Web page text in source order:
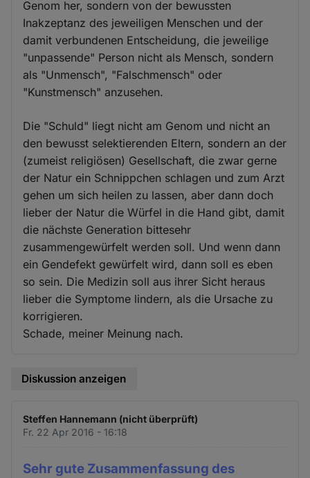
Genom her, sondern von der bewussten
Inakzeptanz des jeweiligen Menschen und der
damit verbundenen Entscheidung, die jeweilige
"unpassende" Person nicht als Mensch, sondern
als "Unmensch", "Falschmensch" oder
"Kunstmensch" anzusehen.
Die "Schuld" liegt nicht am Genom und nicht an
den bewusst selektierenden Eltern, sondern an der
(zumeist religiösen) Gesellschaft, die zwar gerne
der Natur ein Schnippchen schlagen und zum Arzt
gehen um sich heilen zu lassen, aber dann doch
lieber der Natur die Würfel in die Hand gibt, damit
die nächste Generation bittesehr
zusammengewürfelt werden soll. Und wenn dann
ein Gendefekt gewürfelt wird, dann soll es eben
so sein. Die Medizin soll aus ihrer Sicht heraus
lieber die Symptome lindern, als die Ursache zu
korrigieren.
Schade, meiner Meinung nach.
Diskussion anzeigen
Steffen Hannemann (nicht überprüft)
Fr. 22 Apr 2016 - 16:18
Sehr gute Zusammenfassung des